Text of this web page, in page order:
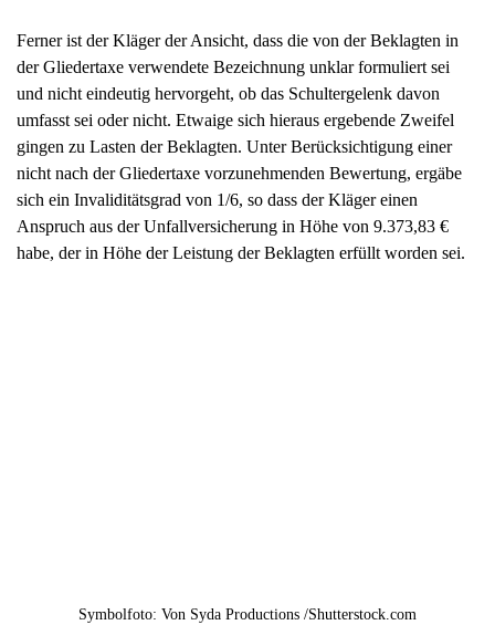
Ferner ist der Kläger der Ansicht, dass die von der Beklagten in
der Gliedertaxe verwendete Bezeichnung unklar formuliert sei
und nicht eindeutig hervorgeht, ob das Schultergelenk davon
umfasst sei oder nicht. Etwaige sich hieraus ergebende Zweifel
gingen zu Lasten der Beklagten. Unter Berücksichtigung einer
nicht nach der Gliedertaxe vorzunehmenden Bewertung, ergäbe
sich ein Invaliditätsgrad von 1/6, so dass der Kläger einen
Anspruch aus der Unfallversicherung in Höhe von 9.373,83 €
habe, der in Höhe der Leistung der Beklagten erfüllt worden sei.
Symbolfoto: Von Syda Productions /Shutterstock.com